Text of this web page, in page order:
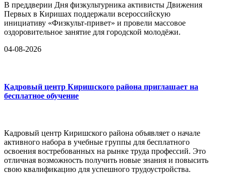
В преддверии Дня физкультурника активисты Движения
Первых в Киришах поддержали всероссийскую
инициативу «Физкульт-привет» и провели массовое
оздоровительное занятие для городской молодёжи.
04-08-2026
Кадровый центр Киришского района приглашает на
бесплатное обучение
Кадровый центр Киришского района объявляет о начале
активного набора в учебные группы для бесплатного
освоения востребованных на рынке труда профессий. Это
отличная возможность получить новые знания и повысить
свою квалификацию для успешного трудоустройства.